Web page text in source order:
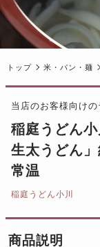
トップ 米・パン・麺
当店のお客様向けの
稲庭うどん
生太うどん
常温
稲庭うどん小川
商品説明